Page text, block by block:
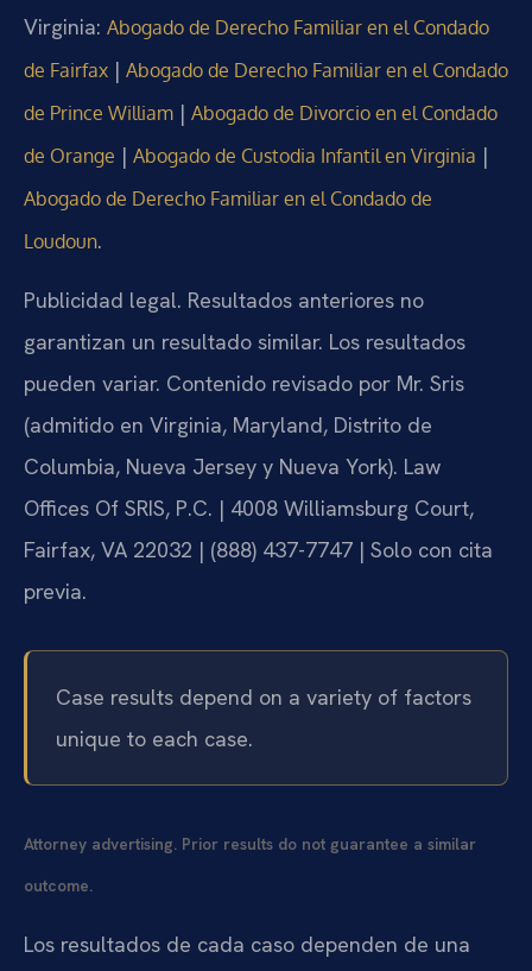
Virginia: Abogado de Derecho Familiar en el Condado
de Fairfax | Abogado de Derecho Familiar en el Condado
de Prince William | Abogado de Divorcio en el Condado
de Orange | Abogado de Custodia Infantil en Virginia |
Abogado de Derecho Familiar en el Condado de
Loudoun.
Publicidad legal. Resultados anteriores no
garantizan un resultado similar. Los resultados
pueden variar. Contenido revisado por Mr. Sris
(admitido en Virginia, Maryland, Distrito de
Columbia, Nueva Jersey y Nueva York). Law
Offices Of SRIS, P.C. | 4008 Williamsburg Court,
Fairfax, VA 22032 | (888) 437-7747 | Solo con cita
previa.
Case results depend on a variety of factors
unique to each case.
Attorney advertising. Prior results do not guarantee a similar
outcome.
Los resultados de cada caso dependen de una